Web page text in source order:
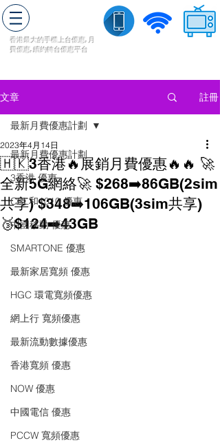
香港最大的手機上台優惠, 月
費優惠,續約轉台優惠平台
文章 註冊
最新月費優惠計劃
3香港 優惠
CSL和1010 優惠
中國移動 優惠
SMARTONE 優惠
最新家居寬頻 優惠
HGC 環電寬頻優惠
網上行 寬頻優惠
最新流動數據優惠
香港寬頻 優惠
NOW 優惠
中國電信 優惠
PCCW 寬頻優惠
最新月費優惠計劃
🇭🇰3香港🔥展銷月費優惠🔥🔥 🚀
全新5G網絡🚀 $268➡️86GB(2sim
共享) $348➡️106GB(3sim共享)
🥉$124➡️43GB
2023年4月14日